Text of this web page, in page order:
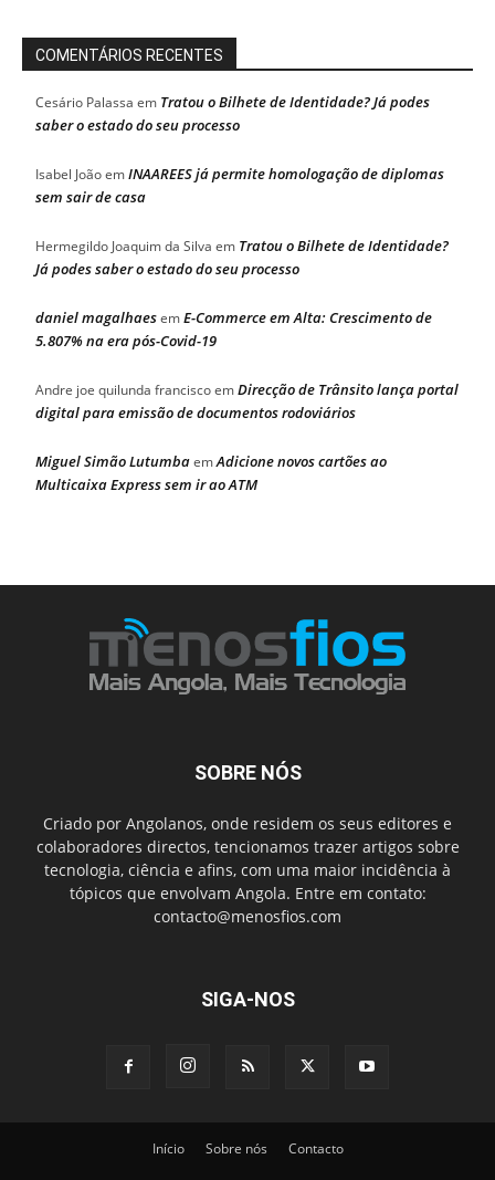
COMENTÁRIOS RECENTES
Cesário Palassa em Tratou o Bilhete de Identidade? Já podes
saber o estado do seu processo
Isabel JoãoemINAAREES já permite homologação de diplomas
sem sair de casa
Hermegildo Joaquim da Silva em Tratou o Bilhete de Identidade?
Já podes saber o estado do seu processo
daniel magalhaesemE-Commerce em Alta: Crescimento de
5.807% na era pós-Covid-19
Andre joe quilunda franciscoemDirecção de Trânsito lança portal
digital para emissão de documentos rodoviários
Miguel Simão LutumbaemAdicione novos cartões ao
Multicaixa Express sem ir ao ATM
SOBRE NÓS
Criado por Angolanos, onde residem os seus editores e
colaboradores directos, tencionamos trazer artigos sobre
tecnologia, ciência e afins, com uma maior incidência à
tópicos que envolvam Angola. Entre em contato:
contacto@menosfios.com
SIGA-NOS
Início Sobre nós Contacto